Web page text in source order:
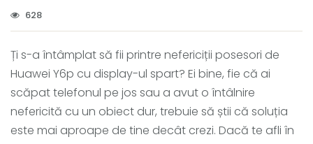
628
Ți s-a întâmplat să fii printre nefericiții posesori de
Huawei Y6p cu display-ul spart? Ei bine, fie că ai
scăpat telefonul pe jos sau a avut o întâlnire
nefericită cu un obiect dur, trebuie să știi că soluția
este mai aproape de tine decât crezi. Dacă te afli în